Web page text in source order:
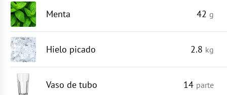
Menta 42 g
Hielo picado 2.8 kg
Vaso de tubo 14 parte